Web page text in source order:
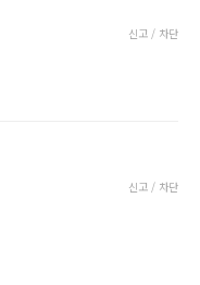
신고 / 차단
신고 / 차단